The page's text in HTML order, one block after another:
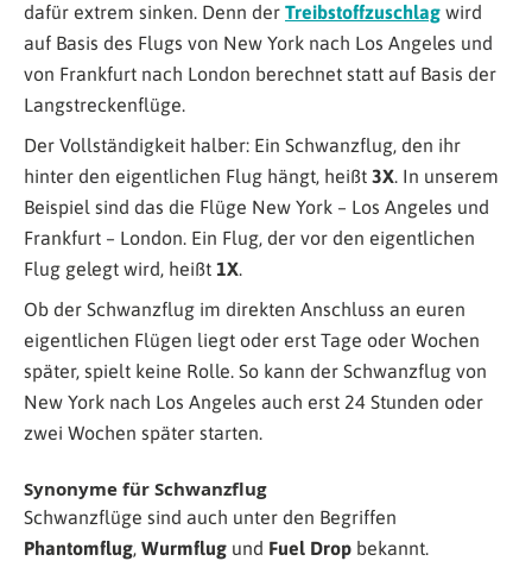
dafür extrem sinken. Denn der Treibstoffzuschlag wird
auf Basis des Flugs von New York nach Los Angeles und
von Frankfurt nach London berechnet statt auf Basis der
Langstreckenflüge.
Der Vollständigkeit halber: Ein Schwanzflug, den ihr
hinter den eigentlichen Flug hängt, heißt 3X. In unserem
Beispiel sind das die Flüge New York – Los Angeles und
Frankfurt – London. Ein Flug, der vor den eigentlichen
Flug gelegt wird, heißt 1X.
Ob der Schwanzflug im direkten Anschluss an euren
eigentlichen Flügen liegt oder erst Tage oder Wochen
später, spielt keine Rolle. So kann der Schwanzflug von
New York nach Los Angeles auch erst 24 Stunden oder
zwei Wochen später starten.
Synonyme für Schwanzflug
Schwanzflüge sind auch unter den Begriffen
Phantomflug, Wurmflug und Fuel Drop bekannt.